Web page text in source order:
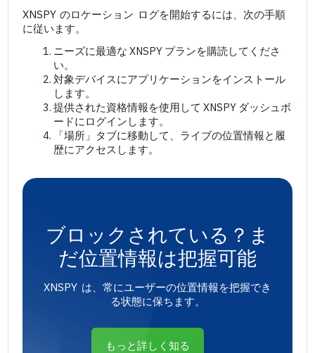
XNSPY のロケーション ログを開始するには、次の手順
に従います。
ニーズに最適な XNSPY プランを購読してくださ
い。
対象デバイスにアプリケーションをインストール
します。
提供された資格情報を使用して XNSPY ダッシュボ
ードにログインします。
「場所」タブに移動して、ライブの位置情報と履
歴にアクセスします。
ブロックされている？ま
だ位置情報は把握可能
XNSPY は、常にユーザーの位置情報を把握でき
る状態に保ちます。
もっと詳しく知る